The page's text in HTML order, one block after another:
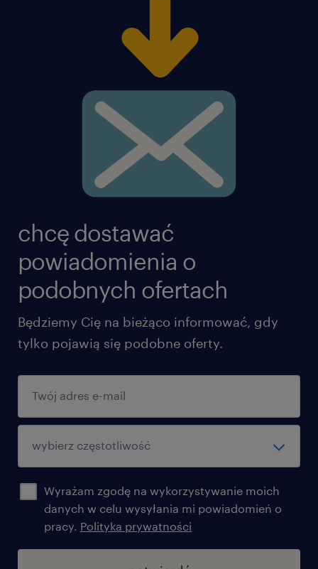
chcę dostawać
powiadomienia o
podobnych ofertach
Będziemy Cię na bieżąco informować, gdy
tylko pojawią się podobne oferty.
Wyrażam zgodę na wykorzystywanie moich
danych w celu wysyłania mi powiadomień o
pracy. Polityka prywatności